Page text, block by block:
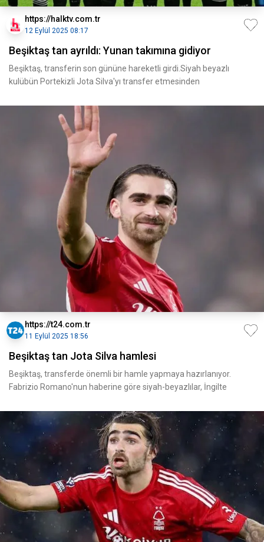
https://halktv.com.tr
12 Eylül 2025 08:17
Beşiktaş tan ayrıldı: Yunan takımına gidiyor
Beşiktaş, transferin son gününe hareketli girdi.Siyah beyazlı
kulübün Portekizli Jota Silva'yı transfer etmesinden
https://t24.com.tr
11 Eylül 2025 18:56
Beşiktaş tan Jota Silva hamlesi
Beşiktaş, transferde önemli bir hamle yapmaya hazırlanıyor.
Fabrizio Romano'nun haberine göre siyah-beyazlılar, İngilte